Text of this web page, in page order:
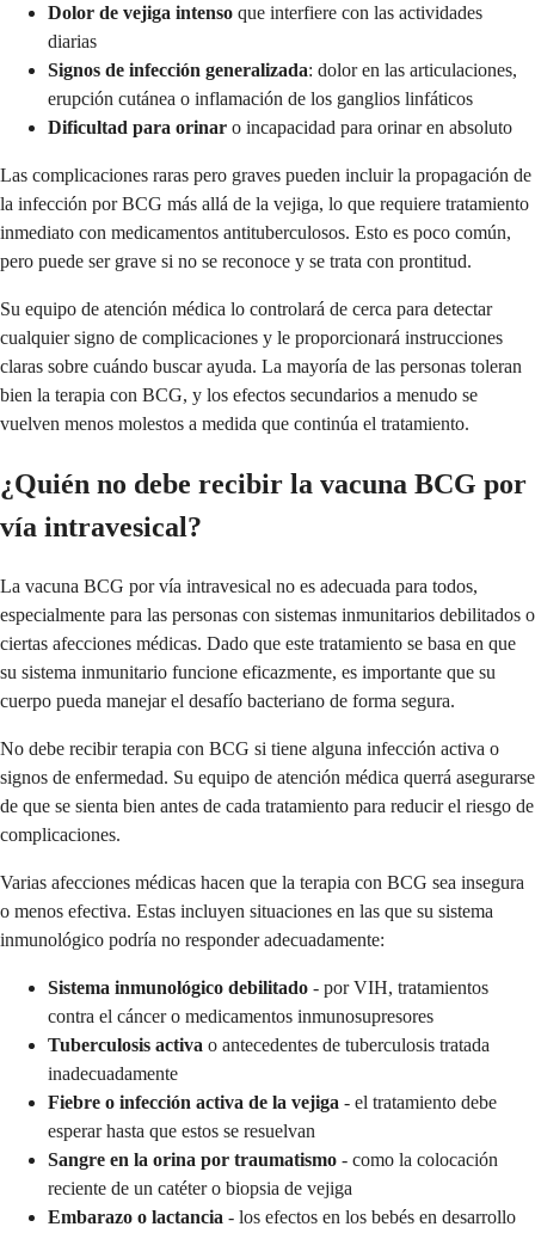
Dolor de vejiga intenso que interfiere con las actividades
diarias
Signos de infección generalizada: dolor en las articulaciones,
erupción cutánea o inflamación de los ganglios linfáticos
Dificultad para orinar o incapacidad para orinar en absoluto
Las complicaciones raras pero graves pueden incluir la propagación de
la infección por BCG más allá de la vejiga, lo que requiere tratamiento
inmediato con medicamentos antituberculosos. Esto es poco común,
pero puede ser grave si no se reconoce y se trata con prontitud.
Su equipo de atención médica lo controlará de cerca para detectar
cualquier signo de complicaciones y le proporcionará instrucciones
claras sobre cuándo buscar ayuda. La mayoría de las personas toleran
bien la terapia con BCG, y los efectos secundarios a menudo se
vuelven menos molestos a medida que continúa el tratamiento.
¿Quién no debe recibir la vacuna BCG por
vía intravesical?
La vacuna BCG por vía intravesical no es adecuada para todos,
especialmente para las personas con sistemas inmunitarios debilitados o
ciertas afecciones médicas. Dado que este tratamiento se basa en que
su sistema inmunitario funcione eficazmente, es importante que su
cuerpo pueda manejar el desafío bacteriano de forma segura.
No debe recibir terapia con BCG si tiene alguna infección activa o
signos de enfermedad. Su equipo de atención médica querrá asegurarse
de que se sienta bien antes de cada tratamiento para reducir el riesgo de
complicaciones.
Varias afecciones médicas hacen que la terapia con BCG sea insegura
o menos efectiva. Estas incluyen situaciones en las que su sistema
inmunológico podría no responder adecuadamente:
Sistema inmunológico debilitado - por VIH, tratamientos
contra el cáncer o medicamentos inmunosupresores
Tuberculosis activa o antecedentes de tuberculosis tratada
inadecuadamente
Fiebre o infección activa de la vejiga - el tratamiento debe
esperar hasta que estos se resuelvan
Sangre en la orina por traumatismo - como la colocación
reciente de un catéter o biopsia de vejiga
Embarazo o lactancia - los efectos en los bebés en desarrollo